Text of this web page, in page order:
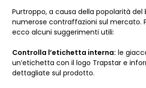
Purtroppo, a causa della popolarità del
numerose contraffazioni sul mercato.
ecco alcuni suggerimenti utili:
Controlla l’etichetta interna: le
un’etichetta con il logo Trapstar e
dettagliate sul prodotto.